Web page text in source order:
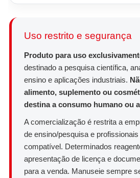
Uso restrito e segurança
Produto para uso
destinado a pesquisa científica,
ensino e aplicações industriais.
alimento, suplemento ou
destina a consumo humano ou
A comercialização é restrita a
de ensino/pesquisa e
compatível. Determinados
apresentação de licença e
para a venda. Manuseie sempre